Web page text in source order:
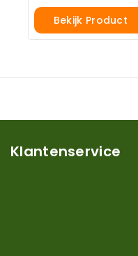
Bekijk Product
Klantenservice